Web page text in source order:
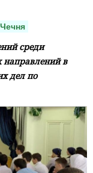
Чечня
среди
направлений в
дел по